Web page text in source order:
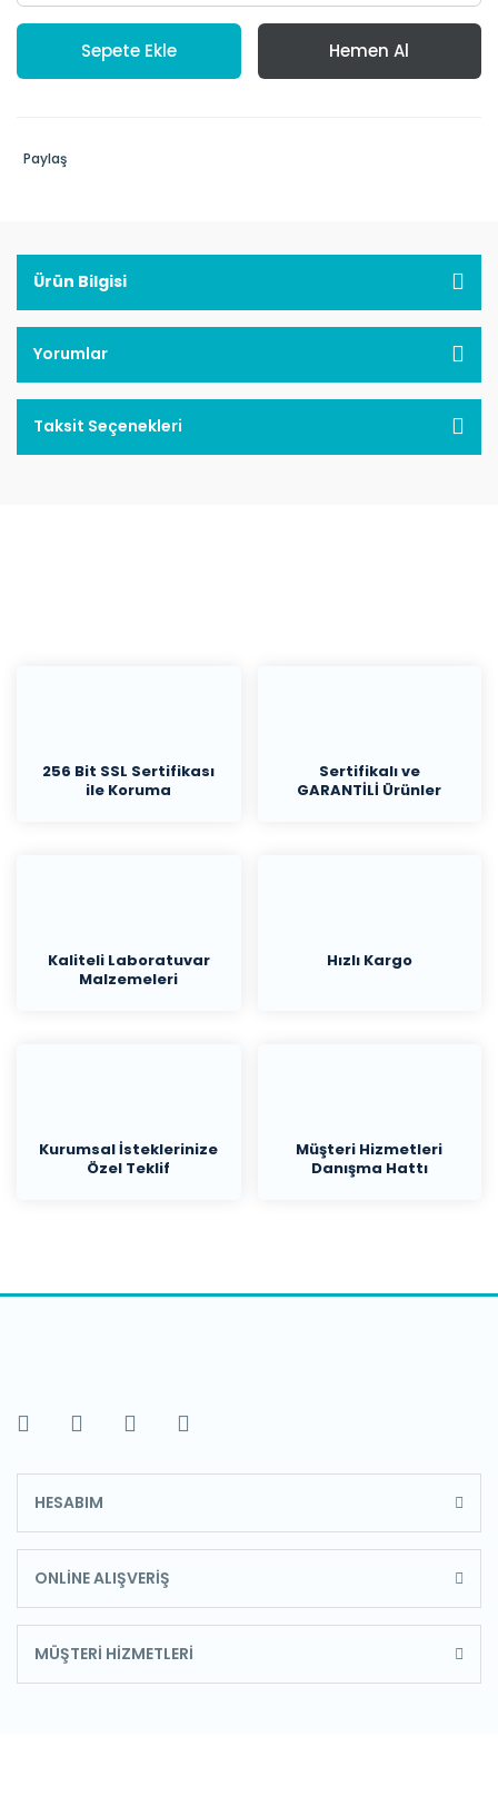
Sepete Ekle Hemen Al
Paylaş
Ürün Bilgisi
Yorumlar
Taksit Seçenekleri
256 Bit SSL Sertifikası
ile Koruma
Sertifikalı ve
GARANTİLİ Ürünler
Kaliteli Laboratuvar
Malzemeleri
Hızlı Kargo
Kurumsal İsteklerinize
Özel Teklif
Müşteri Hizmetleri
Danışma Hattı
HESABIM
ONLİNE ALIŞVERİŞ
MÜŞTERİ HİZMETLERİ